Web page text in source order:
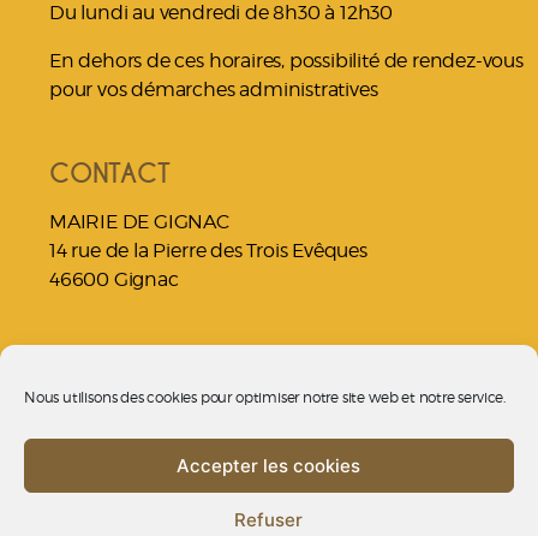
Nous utilisons des cookies pour optimiser notre site web et notre service.
Accepter les cookies
Refuser
Du lundi au vendredi de 8h30 à 12h30
En dehors de ces horaires, possibilité de rendez-vous
pour vos démarches administratives
CONTACT
MAIRIE DE GIGNAC
14 rue de la Pierre des Trois Evêques
46600 Gignac
contact@gignac46.fr
Politique